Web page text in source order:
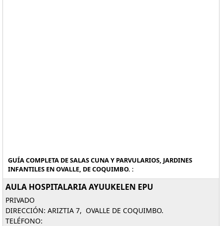
GUÍA COMPLETA DE SALAS CUNA Y PARVULARIOS, JARDINES
INFANTILES EN OVALLE, DE COQUIMBO. :
AULA HOSPITALARIA AYUUKELEN EPU
PRIVADO
DIRECCIÓN: ARIZTIA 7, OVALLE DE COQUIMBO.
TELÉFONO: